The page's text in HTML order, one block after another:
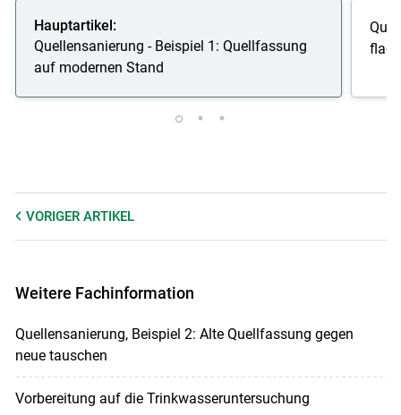
Hauptartikel:
Quellensanierung - Beispiel 1: Quellfassung
auf modernen Stand
VORIGER ARTIKEL
Weitere Fachinformation
Quellensanierung, Beispiel 2: Alte Quellfassung gegen
neue tauschen
Vorbereitung auf die Trinkwasseruntersuchung